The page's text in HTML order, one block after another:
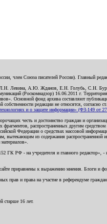
член Союза писателей России). Главный
Л.Н. Левина, А.Ю. Жданов, Е.Н. Голубь, С.Н.
(Роскомнадзор) 16.06.2011 г.
Основной фонд архива составляют
редакции не относятся, согласно
и о защите информации» (ФЗ-149 от
честь и достоинство граждан и
распространенных другим
Федерации о средствах массовой
из содержания распространенной
РФ - на учредителя и главного редактор», -
приравнены к выражению мнения. Блоги и
и права на участие в референдуме
старше 16 лет.